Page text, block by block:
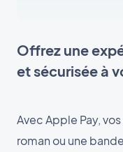
Offrez une
et sécurisée à
Avec Apple Pay,
roman ou une